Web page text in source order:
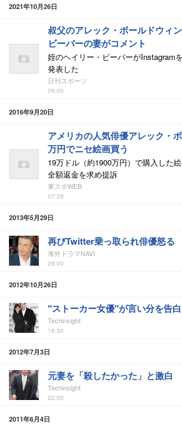
2021年10月26日
叔父のアレック・ボールドウィ
ビーバーの妻がコメント
姪のヘイリー・ビーバーがInstagram
発表した
日刊スポーツ
09:00
2016年9月20日
アメリカの人気俳優アレック・
万円でニセ絵画買う
19万ドル（約1900万円）で購入した
全額返金を求め提訴
東スポWEB
07:29
2013年5月29日
再びTwitter乗っ取られ俳優怒る
海外ドラマNAVI
09:00
2012年10月26日
"ストーカー女優"が言い分を告白
Techinsight
16:30
2012年7月3日
元妻を「殺したかった」と激白
Techinsight
22:00
2011年6月4日